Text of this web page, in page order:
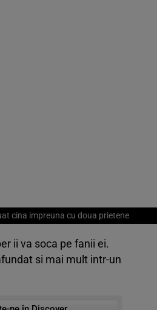
cina impreuna cu doua prietene
ii va soca pe fanii ei.
si mai mult intr-un